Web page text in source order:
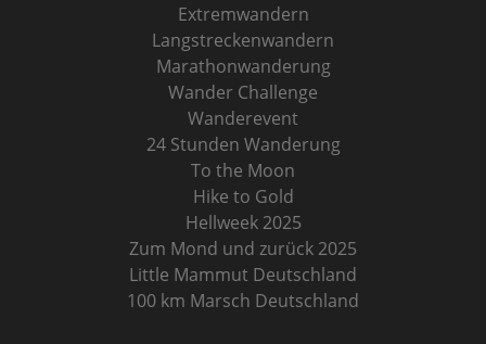
Extremwandern
Langstreckenwandern
Marathonwanderung
Wander Challenge
Wanderevent
24 Stunden Wanderung
To the Moon
Hike to Gold
Hellweek 2025
Zum Mond und zurück 2025
Little Mammut Deutschland
100 km Marsch Deutschland